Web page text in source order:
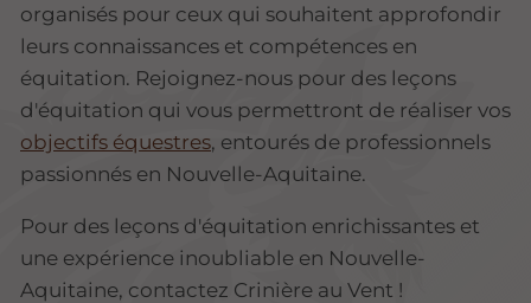
organisés pour ceux qui souhaitent approfondir
leurs connaissances et compétences en
équitation. Rejoignez-nous pour des leçons
d'équitation qui vous permettront de réaliser vos
objectifs équestres, entourés de professionnels
passionnés en Nouvelle-Aquitaine.
Pour des leçons d'équitation enrichissantes et
une expérience inoubliable en Nouvelle-
Aquitaine, contactez Crinière au Vent !